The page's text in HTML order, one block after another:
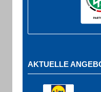
AKTUELLE